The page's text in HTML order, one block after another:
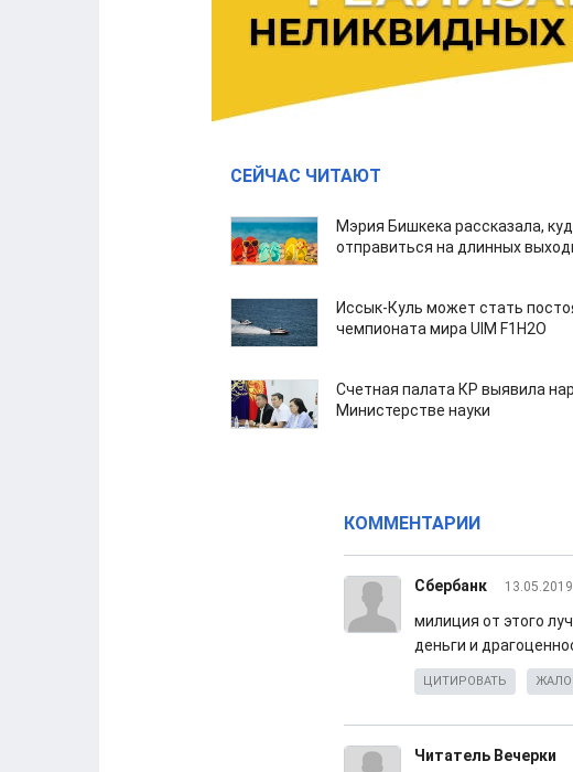
СЕЙЧАС ЧИТАЮТ
Мэрия Бишкека рассказала,
отправиться на длинных
Иссык-Куль может стать
чемпионата мира UIM F1H2O
Счетная палата КР выявила
Министерстве науки
КОММЕНТАРИИ
Сбербанк
милиция от этого
деньги и
ЦИТИРОВАТЬ
Читатель Вечерки